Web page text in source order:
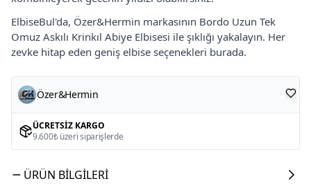
ElbiseBul'da, Özer&Hermin markasının Bordo Uzun Tek
Omuz Askılı Krinkıl Abiye Elbisesi ile şıklığı yakalayın. Her
zevke hitap eden geniş elbise seçenekleri burada.
Özer&Hermin
ÜCRETSIZ KARGO
9.600₺ üzeri siparişlerde
ÜRÜN BILGILERI